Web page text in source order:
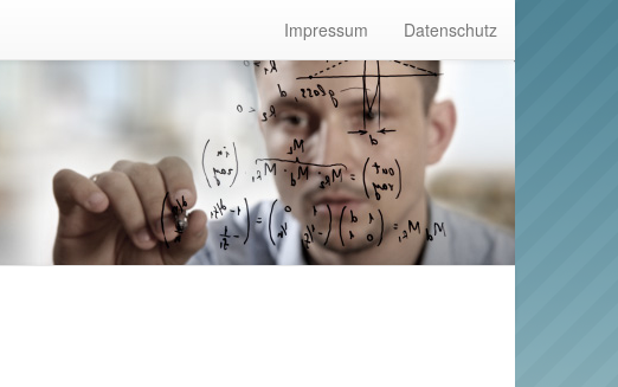
Impressum Datenschutz